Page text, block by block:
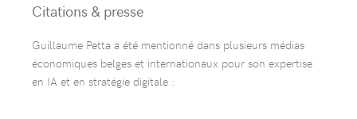
Citations & presse
Guillaume Petta a été mentionné dans plusieurs médias
économiques belges et internationaux pour son expertise
en IA et en stratégie digitale :